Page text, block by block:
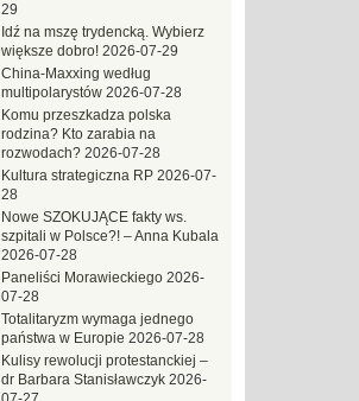
29
Idź na mszę trydencką. Wybierz
większe dobro! 2026-07-29
China-Maxxing według
multipolarystów 2026-07-28
Komu przeszkadza polska
rodzina? Kto zarabia na
rozwodach? 2026-07-28
Kultura strategiczna RP 2026-07-
28
Nowe SZOKUJĄCE fakty ws.
szpitali w Polsce?! – Anna Kubala
2026-07-28
Paneliści Morawieckiego 2026-
07-28
Totalitaryzm wymaga jednego
państwa w Europie 2026-07-28
Kulisy rewolucji protestanckiej –
dr Barbara Stanisławczyk 2026-